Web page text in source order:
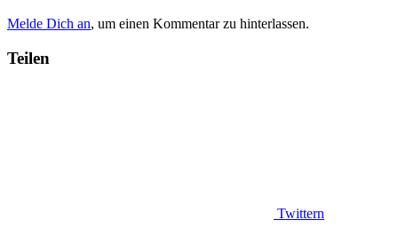
Melde Dich an, um einen Kommentar zu hinterlassen.
Teilen
Twittern